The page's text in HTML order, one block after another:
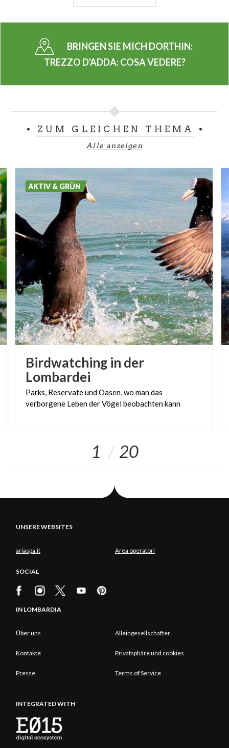
Entdeckungsreisen auf dem Fluss von ungefähr
einer Stunde anbieten. Sicher wird Sie diese
aus kann man eines der wichtigsten Schlosser der
Provinz erreichen: dasCastello Visconteo, von
Während der vergangenen Kriege ist es mehrmals
Den Sportlern unter ihnen empfehlen wir, ein
Fahrrad zu mieten und längs des Flusses zu fahren,
wobei herrliche Strecken des Adda entdeckt werden
können: die Rocchetta und die Fähre Leonardo,
Brivio, die Schleusen nach einem Entwurf Leonardo
da Vincis, die Brücke Ponte di Paderno, Imbersago
und vieles mehr.
Dieser Ort der Geschichte und Natur mit einem
Hauch Glamour erwartet Sie wenige Kilometer von
Mailand und Bergamo entfernt.
BRINGEN SIE MICH DORTHIN:
TREZZO D'ADDA: COSA VEDERE?
ZUM GLEICHEN THEMA
Alle anzeigen
Birdwatching in der
Lombardei
Parks, ReservateundOasen,wo mandas
verborgene LebenderVögelbeobachtenkann
AKTIV & GRÜN
1 20
UNSERE WEBSITES
ariaspa.it Area operatori
SOCIAL
IN LOMBARDIA
Über uns Alleingesellschafter
Kontakte Privatsphäre und cookies
Presse Terms of Service
INTEGRATED WITH